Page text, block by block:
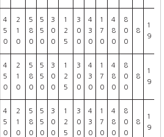
4
5
0
2
1
0
5
8
0
5
5
0
3
0
0
1
2
5
3
0
0
4
3
0
1
7
0
4
8
0
8
0
0
8
1
9
4
5
0
2
1
0
5
8
0
5
5
0
3
0
0
1
2
5
3
0
0
4
3
0
1
7
0
4
8
0
8
0
0
8
1
9
4
5
0
2
1
0
5
8
0
5
5
0
3
0
0
1
2
5
3
0
0
4
3
0
1
7
0
4
8
0
8
0
0
8
1
9